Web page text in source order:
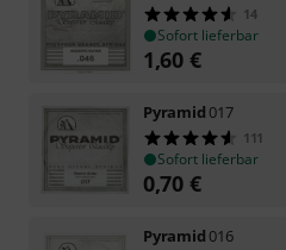
14
Sofort lieferbar
1,60 €
Pyramid 017
111
Sofort lieferbar
0,70 €
Pyramid 016